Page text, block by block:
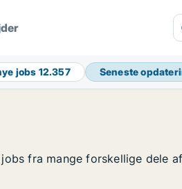
jobs 12.357 Seneste
fra mange forskellige dele